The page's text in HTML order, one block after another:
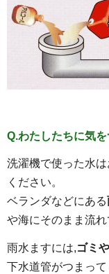
Q.わたしたちに気
洗濯機で使った水
ください。
ベランダなどにある
や海にそのまま流れ
雨水ますには,ゴミ
下水道管がつまっ